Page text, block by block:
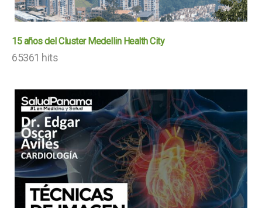
15 años del Cluster Medellin Health City
65361 hits